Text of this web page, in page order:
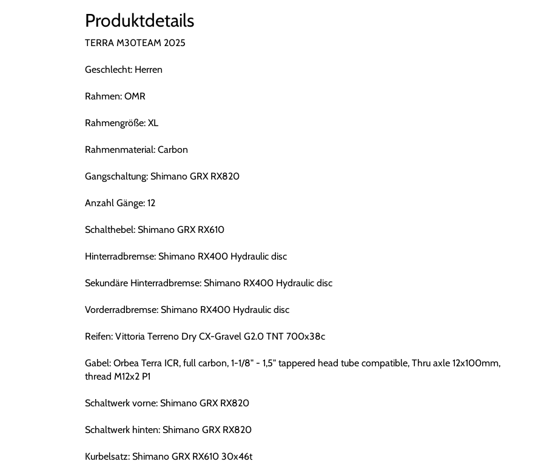
Produktdetails
TERRA M30TEAM 2025
Geschlecht: Herren
Rahmen: OMR
Rahmengröße: XL
Rahmenmaterial: Carbon
Gangschaltung: Shimano GRX RX820
Anzahl Gänge: 12
Schalthebel: Shimano GRX RX610
Hinterradbremse: Shimano RX400 Hydraulic disc
Sekundäre Hinterradbremse: Shimano RX400 Hydraulic disc
Vorderradbremse: Shimano RX400 Hydraulic disc
Reifen: Vittoria Terreno Dry CX-Gravel G2.0 TNT 700x38c
Gabel: Orbea Terra ICR, full carbon, 1-1/8" - 1,5" tappered head tube compatible, Thru axle 12x100mm,
thread M12x2 P1
Schaltwerk vorne: Shimano GRX RX820
Schaltwerk hinten: Shimano GRX RX820
Kurbelsatz: Shimano GRX RX610 30x46t